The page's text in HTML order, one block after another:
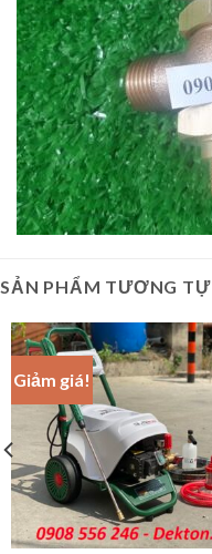
SẢN PHẨM TƯƠNG TỰ
Giảm giá!